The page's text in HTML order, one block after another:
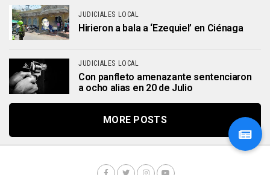
JUDICIALES LOCAL
Hirieron a bala a ‘Ezequiel’ en Ciénaga
JUDICIALES LOCAL
Con panfleto amenazante sentenciaron
a ocho alias en 20 de Julio
MORE POSTS